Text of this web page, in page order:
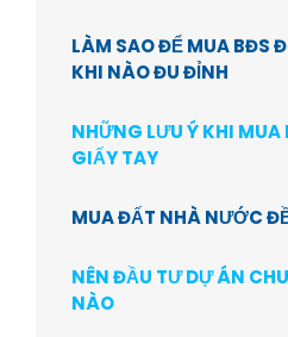
LÀM SAO ĐỂ MUA BĐS
KHI NÀO ĐU ĐỈNH
NHỮNG LƯU Ý KHI
GIẤY TAY
MUA ĐẤT NHÀ NƯỚC
NÊN ĐẦU TƯ DỰ ÁN
NÀO